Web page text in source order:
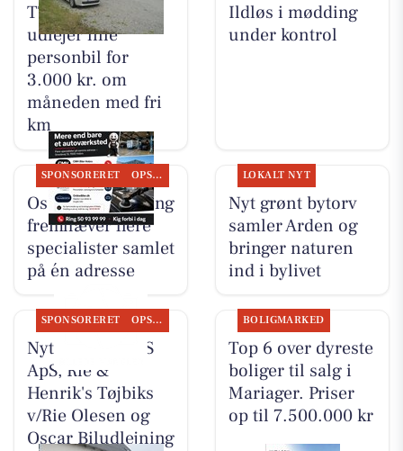
TT CARS ApS
udlejer lille
personbil for
3.000 kr. om
måneden med fri
km
Ildløs i mødding
under kontrol
SPONSORERET OPSLAGSTAVLEN
Oscar Biludlejning
fremhæver flere
specialister samlet
på én adresse
LOKALT NYT
Nyt grønt bytorv
samler Arden og
bringer naturen
ind i bylivet
SPONSORERET OPSLAGSTAVLEN
Nyt fra TT CARS
ApS, Rie &
Henrik's Tøjbiks
v/Rie Olesen og
Oscar Biludlejning
BOLIGMARKED
Top 6 over dyreste
boliger til salg i
Mariager. Priser
op til 7.500.000 kr